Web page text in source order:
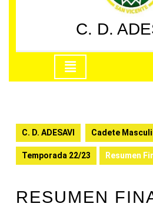
C. D.
apertura
C. D. ADESAVI Cadete
Temporada 22/23 Resumen
RESUMEN